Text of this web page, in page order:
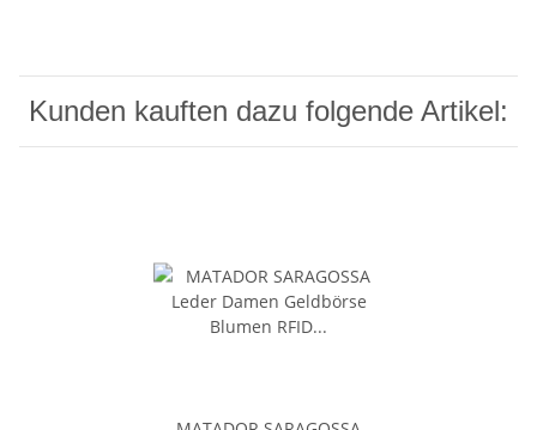
Kunden kauften dazu folgende Artikel: